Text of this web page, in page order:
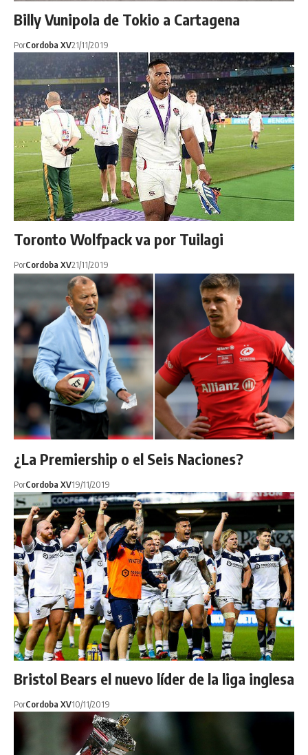
Billy Vunipola de Tokio a Cartagena
PorCordoba XV21/11/2019
Toronto Wolfpack va por Tuilagi
PorCordoba XV21/11/2019
¿La Premiership o el Seis Naciones?
PorCordoba XV19/11/2019
Bristol Bears el nuevo líder de la liga inglesa
PorCordoba XV10/11/2019